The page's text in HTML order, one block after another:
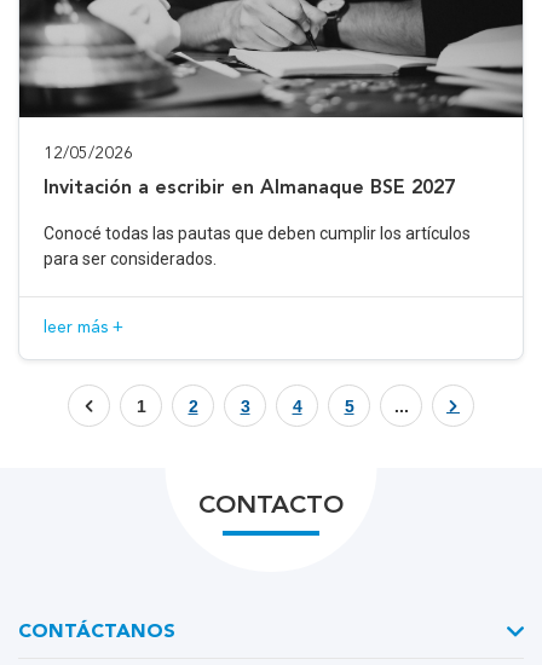
12/05/2026
Invitación a escribir en Almanaque BSE 2027
Conocé todas las pautas que deben cumplir los artículos
para ser considerados.
leer más +
1 2 3 4 5 ...
CONTACTO
CONTÁCTANOS